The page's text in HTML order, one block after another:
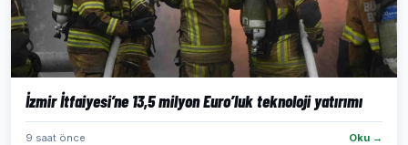
İzmir İtfaiyesi’ne 13,5 milyon Euro’luk teknoloji yatırımı
9 saat önce Oku →